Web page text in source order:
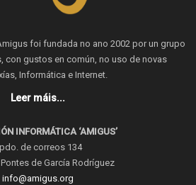
foi fundada no ano 2002 por un grupo
con gustos en común, no uso de novas
Informática e Internet.
Leer máis...
INFORMÁTICA ‘AMIGUS’
de correos 134
de García Rodríguez
info@amigus.org